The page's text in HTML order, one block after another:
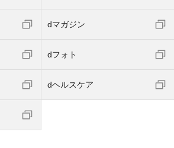
dマガジン
dフォト
dヘルスケア